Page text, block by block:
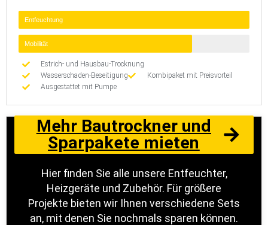
Entfeuchtung
Mobilität
Estrich- und Hausbau-Trocknung
Wasserschaden-Beseitigung
Kombipaket mit Preisvorteil
Ausgestattet mit Pumpe
Mehr Bautrockner und
Sparpakete mieten
Hier finden Sie alle unsere Entfeuchter,
Heizgeräte und Zubehör. Für größere
Projekte bieten wir Ihnen verschiedene Sets
an, mit denen Sie nochmals sparen können.